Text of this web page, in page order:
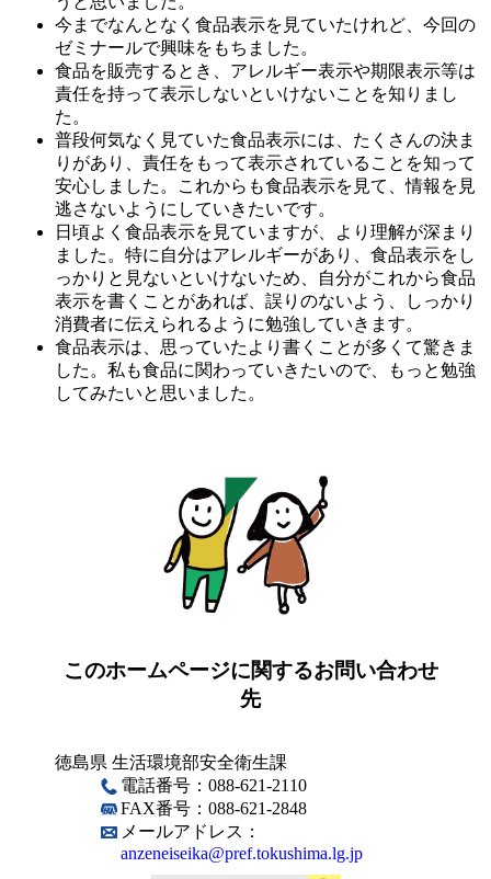
今までなんとなく食品表示を見ていたけれど、今回の
ゼミナールで興味をもちました。
食品を販売するとき、アレルギー表示や期限表示等は
責任を持って表示しないといけないことを知りまし
た。
普段何気なく見ていた食品表示には、たくさんの決ま
りがあり、責任をもって表示されていることを知って
安心しました。これからも食品表示を見て、情報を見
逃さないようにしていきたいです。
日頃よく食品表示を見ていますが、より理解が深まり
ました。特に自分はアレルギーがあり、食品表示をし
っかりと見ないといけないため、自分がこれから食品
表示を書くことがあれば、誤りのないよう、しっかり
消費者に伝えられるように勉強していきます。
食品表示は、思っていたより書くことが多くて驚きま
した。私も食品に関わっていきたいので、もっと勉強
してみたいと思いました。
このホームページに関するお問い合わせ
先
徳島県 生活環境部安全衛生課
電話番号：088-621-2110
FAX番号：088-621-2848
メールアドレス：
anzeneiseika@pref.tokushima.lg.jp